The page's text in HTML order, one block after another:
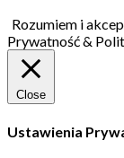
Rozumiem i
Prywatność &
Close
Ustawienia